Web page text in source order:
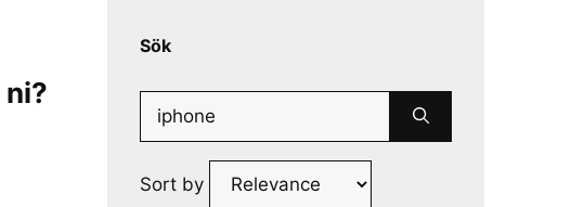
Sök
Search
for:
Sort by